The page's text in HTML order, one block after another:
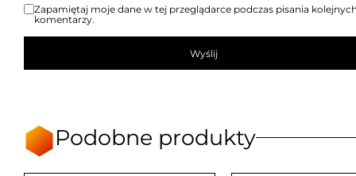
Zapamiętaj moje dane w tej przeglądarce podczas pisania
komentarzy.
Podobne produkty